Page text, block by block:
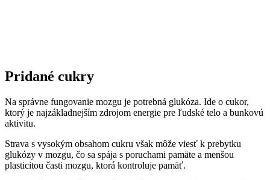
Pridané cukry
Na správne fungovanie mozgu je potrebná glukóza. Ide o cukor,
ktorý je najzákladnejším zdrojom energie pre ľudské telo a bunkovú
aktivitu.
Strava s vysokým obsahom cukru však môže viesť k prebytku
glukózy v mozgu, čo sa spája s poruchami pamäte a menšou
plasticitou časti mozgu, ktorá kontroluje pamäť.